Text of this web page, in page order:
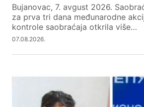
Bujanovac, 7. avgust 2026.
za prva tri dana međunarodne
kontrole saobraćaja otkrila više…
07.08.2026.